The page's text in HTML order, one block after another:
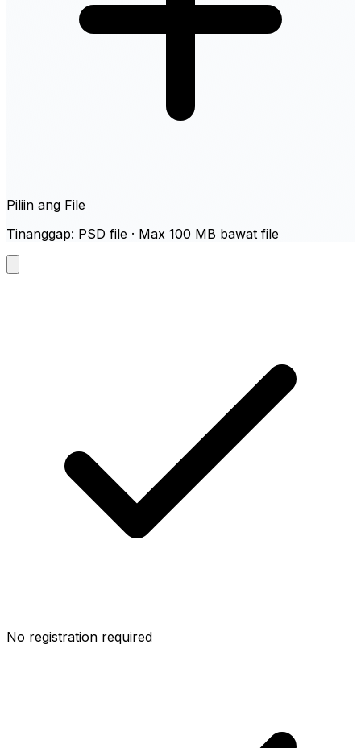
Piliin ang File
Tinanggap: PSD file · Max 100 MB bawat file
No registration required